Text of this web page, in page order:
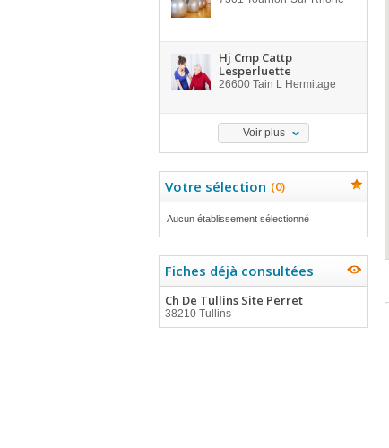
Hj Cmp Cattp
Lesperluette
26600 Tain L Hermitage
Voir plus
Votre sélection (0)
Aucun établissement sélectionné
Fiches déjà consultées
Ch De Tullins Site Perret
38210 Tullins